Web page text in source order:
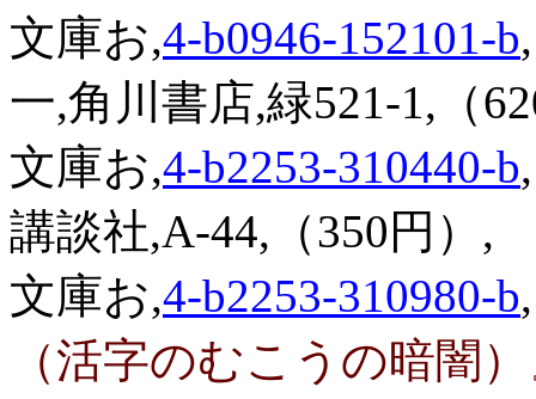
文庫お,4-b0946-152101-b,
一,角川書店,緑521-1,（
文庫お,4-b2253-310440-b,
講談社,A-44,（350円）,
文庫お,4-b2253-310980-b,
（活字のむこうの暗闇